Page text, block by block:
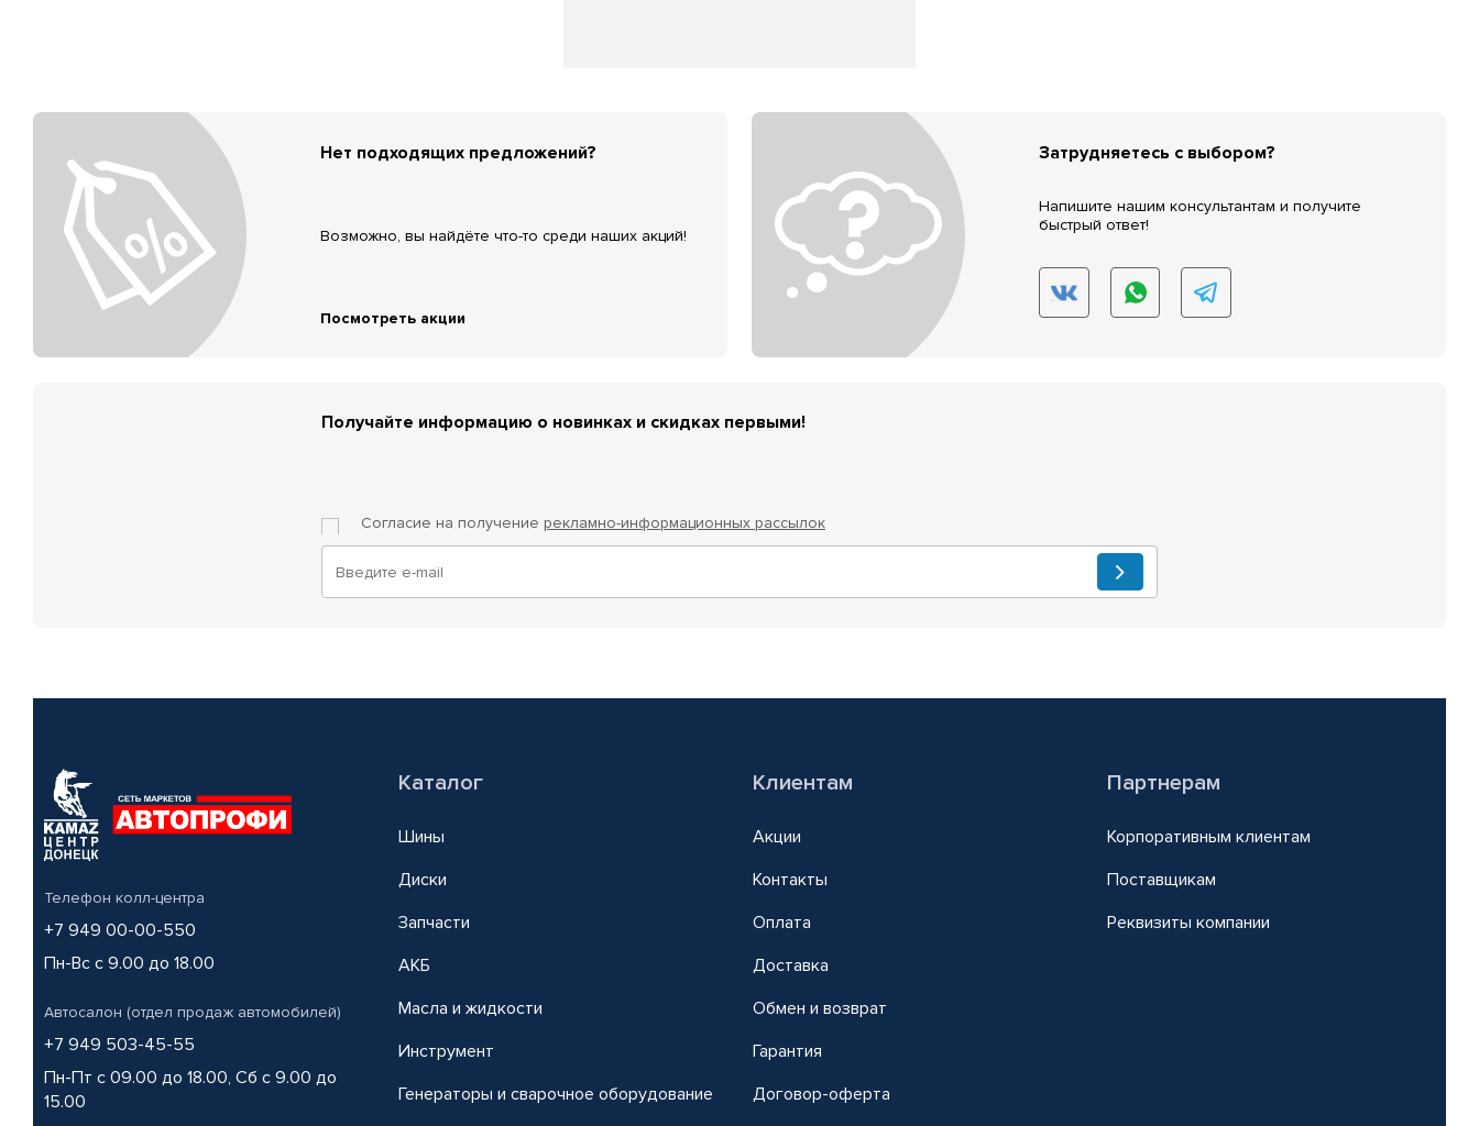
Нет подходящих предложений?
Возможно, вы найдёте что-то среди наших акций!
Посмотреть акции
Затрудняетесь с выбором?
Напишите нашим консультантам и получите
быстрый ответ!
Получайте информацию о новинках и скидках первыми!
Согласие на получение рекламно-информационных рассылок
Телефон колл-центра
+7 949 00-00-550
Пн-Вс с 9.00 до 18.00
Автосалон (отдел продаж автомобилей)
+7 949 503-45-55
Пн-Пт с 09.00 до 18.00, Сб с 9.00 до
15.00
Каталог
Шины
Диски
Запчасти
АКБ
Масла и жидкости
Инструмент
Генераторы и сварочное оборудование
Клиентам
Акции
Контакты
Оплата
Доставка
Обмен и возврат
Гарантия
Договор-оферта
Партнерам
Корпоративным клиентам
Поставщикам
Реквизиты компании